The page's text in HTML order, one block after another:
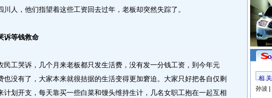
川人，他们指望着这些工资回去过年，老板却突然失踪了。
等钱救命
工哭诉，几个月来老板都只发生活费，没有发一分钱工资，到今年元
也没有了，大家本来就很拮据的生活变得更加窘迫。大家只好把各自仅剩
计划开支，每天靠买一些白菜和馒头维持生计，几名女职工抱在一起互相
相
孙波